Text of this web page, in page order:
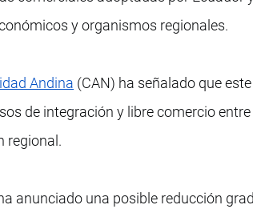
y organismos regionales.
Andina (CAN) ha señalado que
de integración y libre comercio
regional.
anunciado una posible reducción